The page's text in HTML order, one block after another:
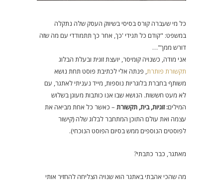
כל מי שעברה קורס בסיסי בשיווק העסק שלה נתקלה
במשפט: "קודם כל תגידי 'כן', אחר כך תתמודדי עם מה שזה
דורש ממך"…
אני מודה, כשנויה קומיסר, יועצת זוגית ובעלת הבלוג
תקשורת פותרת, פנתה אלי לכתיבת פוסט תחת נושא
משותף בחברת בלוגריות נוספות, מייד נעניתי לאתגר, עם
לא מעט חששות. הנושא שבו אנו כותבות מעוגן בשלוש
המילים: זוגיות, בית, תקשורת – כאשר כל אחת מביאה את
עצמה ואת עולם התוכן המתחבר לבלוג שלה (קישור
לפוסטים הנוספים ממש בסיום הפוסט הנוכחי).
מאתגר, כבר כתבתי?
מה שהכי אהבתי באתגר הוא שנויה הצליחה להחזיר אותי